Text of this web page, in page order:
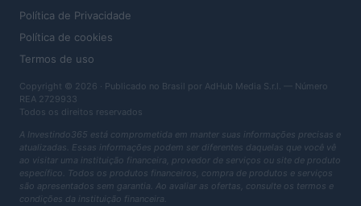
Política de Privacidade
Política de cookies
Termos de uso
Copyright © 2026 · Publicado no Brasil por AdHub Media S.r.l. — Número
REA 2729933
Todos os direitos reservados
A Investindo365 está comprometida em manter suas informações precisas e
atualizadas. Essas informações podem ser diferentes daquelas que você vê
ao visitar uma instituição financeira, provedor de serviços ou site de produto
específico. Todos os produtos financeiros, compra de produtos e serviços
são apresentados sem garantia. Ao avaliar as ofertas, consulte os termos e
condições da instituição financeira.